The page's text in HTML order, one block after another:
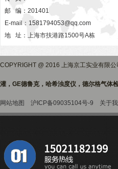
邮 编：201401
E-mail： 1581794053@qq.com
地 址：上海市扶港路1500号A栋
COPYRIGHT @ 2016 上海京工实业有限
灌，GE德鲁克，哈希浊度仪，德尔格气体
网站地图 沪ICP备09035104号-9 关于